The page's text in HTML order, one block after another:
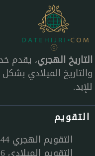
التاريخ الهجري، يقدم
والتاريخ الميلادي
للإبد.
التقويم
التقويم الهجري 1444